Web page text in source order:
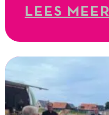
LEES MEER